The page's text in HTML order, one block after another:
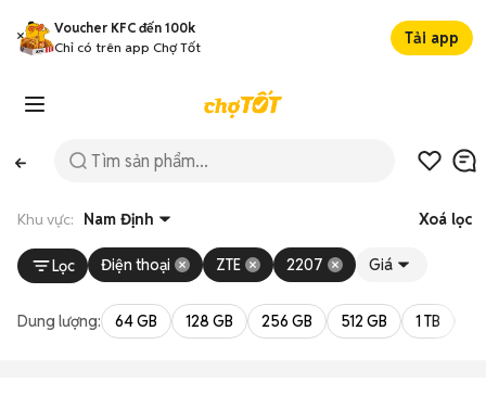
Voucher KFC đến 100k
Chỉ có trên app Chợ Tốt
Tải app
Khu vực: Nam Định Xoá lọc
Lọc Điện thoại ZTE 2207 Giá
Dung lượng: 64 GB 128 GB 256 GB 512 GB 1 TB